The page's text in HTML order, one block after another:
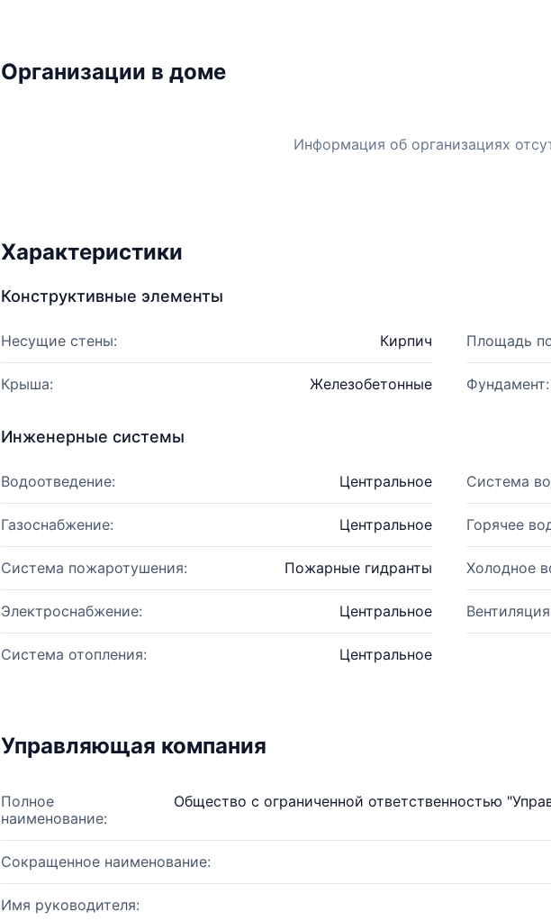
Организации в доме
Информация об организациях
Характеристики
Конструктивные элементы
Несущие стены: Кирпич Площадь
Крыша: Железобетонные Фундамент:
Инженерные системы
Водоотведение: Центральное Система
Газоснабжение: Центральное Горячее
Система пожаротушения: Пожарные гидранты Холодное
Электроснабжение: Центральное
Система отопления: Центральное
Управляющая компания
Полное
наименование:
Общество с ограниченной ответственностью
Сокращенное наименование:
Имя руководителя: